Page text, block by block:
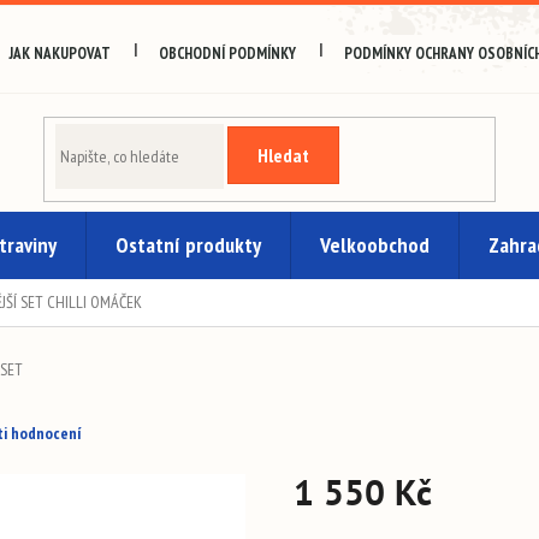
JAK NAKUPOVAT OBCHODNÍ PODMÍNKY PODMÍNKY OCHRANY OSOBNÍCH
Hledat
Ostatní produkty Velkoobchod
SET CHILLI OMÁČEK
hodnocení
1 550 Kč